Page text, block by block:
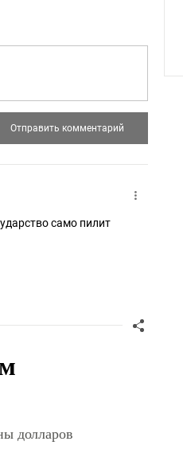
само пилит
долларов